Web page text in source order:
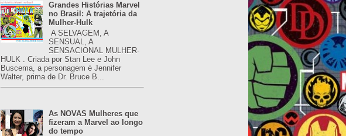
Grandes Histórias Marvel
no Brasil: A trajetória da
Mulher-Hulk
A SELVAGEM, A
SENSUAL, A
SENSACIONAL MULHER-
HULK . Criada por Stan Lee e John
Buscema, a personagem é Jennifer
Walter, prima de Dr. Bruce B...
As NOVAS Mulheres que
fizeram a Marvel ao longo
do tempo